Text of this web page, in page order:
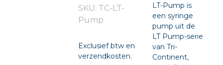
SKU: TC-LT-
Pump
Exclusief btw en
verzendkosten.
LT-Pump is
een syringe
pump uit de
LT Pump-serie
van Tri-
Continent,